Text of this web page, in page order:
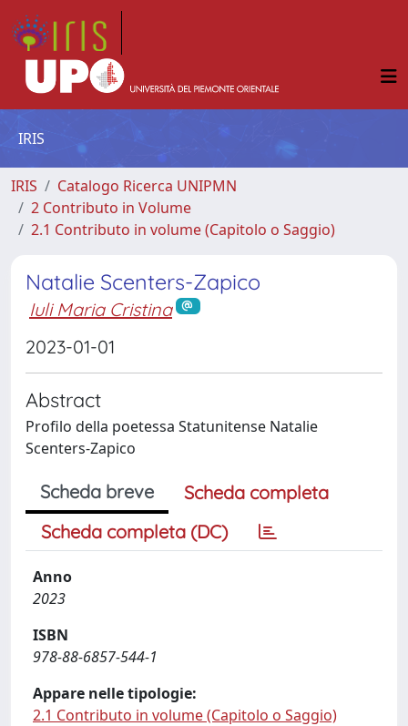
IRIS
IRIS
Catalogo Ricerca UNIPMN
2 Contributo in Volume
2.1 Contributo in volume (Capitolo o Saggio)
Natalie Scenters-Zapico
Iuli Maria Cristina
2023-01-01
Abstract
Profilo della poetessa Statunitense Natalie
Scenters-Zapico
Scheda breve
Scheda completa
Scheda completa (DC)
Anno
2023
ISBN
978-88-6857-544-1
Appare nelle tipologie:
2.1 Contributo in volume (Capitolo o Saggio)